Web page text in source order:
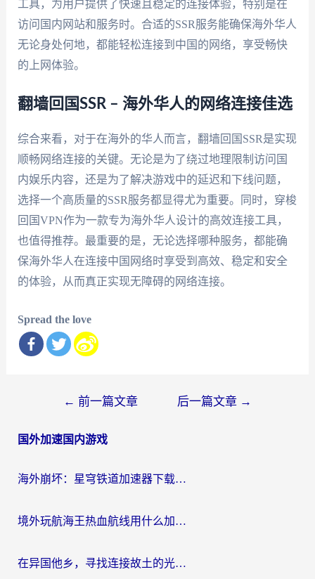
工具，为用户提供了快速且稳定的连接体验，特别是在
访问国内网站和服务时。合适的SSR服务能确保海外华人
无论身处何地，都能轻松连接到中国的网络，享受畅快
的上网体验。
翻墙回国SSR – 海外华人的网络连接佳选
综合来看，对于在海外的华人而言，翻墙回国SSR是实现
顺畅网络连接的关键。无论是为了绕过地理限制访问国
内娱乐内容，还是为了解决游戏中的延迟和下线问题，
选择一个高质量的SSR服务都显得尤为重要。同时，穿梭
回国VPN作为一款专为海外华人设计的高效连接工具，
也值得推荐。最重要的是，无论选择哪种服务，都能确
保海外华人在连接中国网络时享受到高效、稳定和安全
的体验，从而真正实现无障碍的网络连接。
Spread the love
导
← 前一篇文章 后一篇文章 →
国外加速国内游戏
海外崩坏：星穹铁道加速器下载安装：一份给游子的终极网络指南
境外玩航海王热血航线用什么加速器？2026海外玩家实测最优方案（附欧洲问道堡垒前线加速技巧）
在异国他乡，寻找连接故土的光明大陆免费加速器